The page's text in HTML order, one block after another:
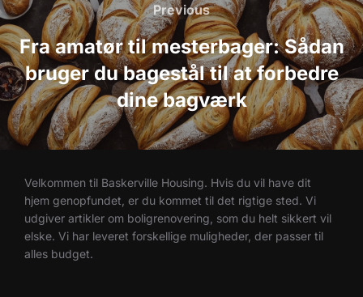
Previous
Previous
Fra amatør til mesterbager: Sådan
bruger du bagestål til at forbedre
dine bagværk
Velkommen til Baskerville Housing. Hvis du vil have dit
hjem genopfundet, er du kommet til det rigtige sted. Vi
udgiver artikler om boligrenovering, som du helt sikkert vil
elske. Vi har leveret forskellige muligheder, der passer til
alles budget.